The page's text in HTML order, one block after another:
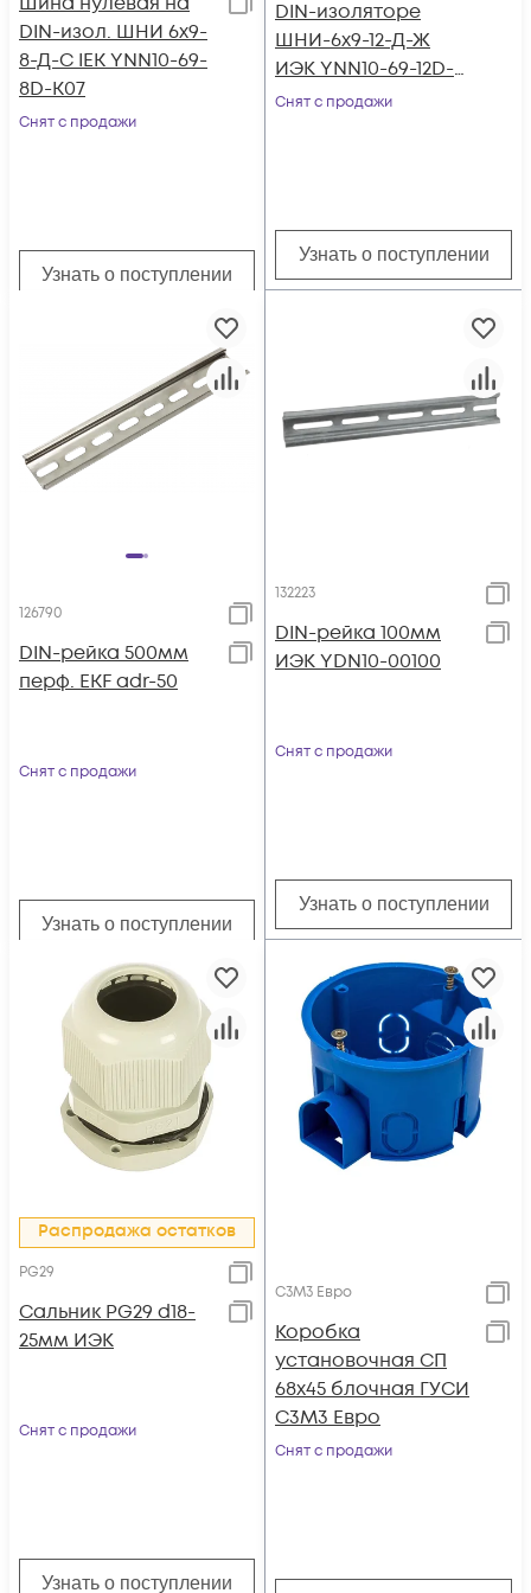
DIN-изол. ШНИ 6х9-
8-Д-С IEK YNN10-69-
8D-K07
Снят с продажи
Узнать о поступлении
DIN-изоляторе
ШНИ-6х9-12-Д-Ж
ИЭК YNN10-69-12D-
K05
Снят с продажи
Узнать о поступлении
126790
DIN-рейка 500мм
перф. EKF adr-50
Снят с продажи
Узнать о поступлении
132223
DIN-рейка 100мм
ИЭК YDN10-00100
Снят с продажи
Узнать о поступлении
Распродажа остатков
PG29
Сальник PG29 d18-
25мм ИЭК
Снят с продажи
Узнать о поступлении
С3М3 Евро
Коробка
установочная СП
68х45 блочная ГУСИ
С3М3 Евро
Снят с продажи